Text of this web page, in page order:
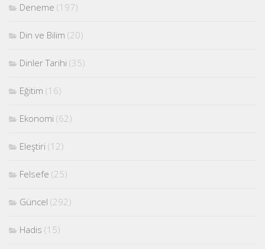
Deneme (197)
Din ve Bilim (20)
Dinler Tarihi (35)
Eğitim (16)
Ekonomi (62)
Eleştiri (12)
Felsefe (25)
Güncel (292)
Hadis (15)